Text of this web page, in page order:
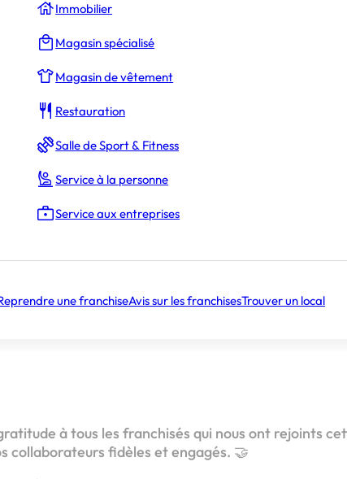
Immobilier
Magasin spécialisé
Magasin de vêtement
Restauration
Salle de Sport & Fitness
Service à la personne
Service aux entreprises
une franchiseAvis sur les franchisesTrouver un local
à tous les franchisés qui nous ont rejoints
collaborateurs fidèles et engagés. 🤝